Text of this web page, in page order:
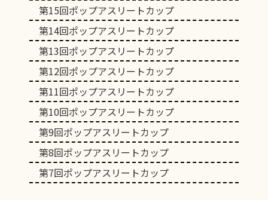
第15回ポップアスリートカップ
第14回ポップアスリートカップ
第13回ポップアスリートカップ
第12回ポップアスリートカップ
第11回ポップアスリートカップ
第10回ポップアスリートカップ
第9回ポップアスリートカップ
第8回ポップアスリートカップ
第7回ポップアスリートカップ